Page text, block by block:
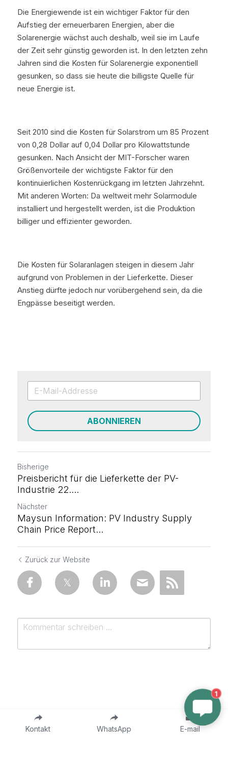
Die Energiewende ist ein wichtiger Faktor für den
Aufstieg der erneuerbaren Energien, aber die
Solarenergie wächst auch deshalb, weil sie im Laufe
der Zeit sehr günstig geworden ist. In den letzten zehn
Jahren sind die Kosten für Solarenergie exponentiell
gesunken, so dass sie heute die billigste Quelle für
neue Energie ist.
Seit 2010 sind die Kosten für Solarstrom um 85 Prozent
von 0,28 Dollar auf 0,04 Dollar pro Kilowattstunde
gesunken. Nach Ansicht der MIT-Forscher waren
Größenvorteile der wichtigste Faktor für den
kontinuierlichen Kostenrückgang im letzten Jahrzehnt.
Mit anderen Worten: Da weltweit mehr Solarmodule
installiert und hergestellt werden, ist die Produktion
billiger und effizienter geworden.
Die Kosten für Solaranlagen steigen in diesem Jahr
aufgrund von Problemen in der Lieferkette. Dieser
Anstieg dürfte jedoch nur vorübergehend sein, da die
Engpässe beseitigt werden.
ABONNIEREN
Bisherige
Preisbericht für die Lieferkette der PV-
Industrie 22....
Nächster
Maysun Information: PV Industry Supply
Chain Price Report...
Zurück zur Website
einreichen Abbrechen
1
Kontakt WhatsApp E-mail